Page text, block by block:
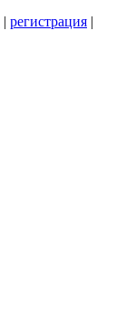
| регистрация |